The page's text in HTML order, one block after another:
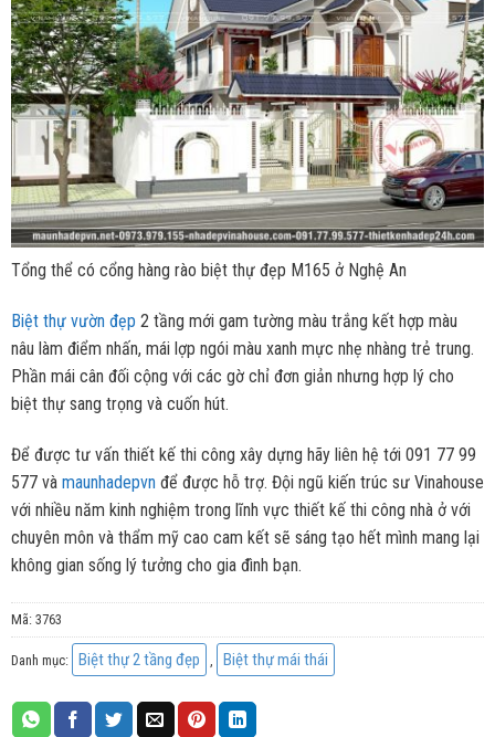
Tổng thể có cổng hàng rào biệt thự đẹp M165 ở Nghệ An
Biệt thự vườn đẹp 2 tầng mới gam tường màu trắng kết hợp màu
nâu làm điểm nhấn, mái lợp ngói màu xanh mực nhẹ nhàng trẻ trung.
Phần mái cân đối cộng với các gờ chỉ đơn giản nhưng hợp lý cho
biệt thự sang trọng và cuốn hút.
Để được tư vấn thiết kế thi công xây dựng hãy liên hệ tới 091 77 99
577 và maunhadepvn để được hỗ trợ. Đội ngũ kiến trúc sư Vinahouse
với nhiều năm kinh nghiệm trong lĩnh vực thiết kế thi công nhà ở với
chuyên môn và thẩm mỹ cao cam kết sẽ sáng tạo hết mình mang lại
không gian sống lý tưởng cho gia đình bạn.
Mã: 3763
Danh mục: Biệt thự 2 tầng đẹp Biệt thự mái thái